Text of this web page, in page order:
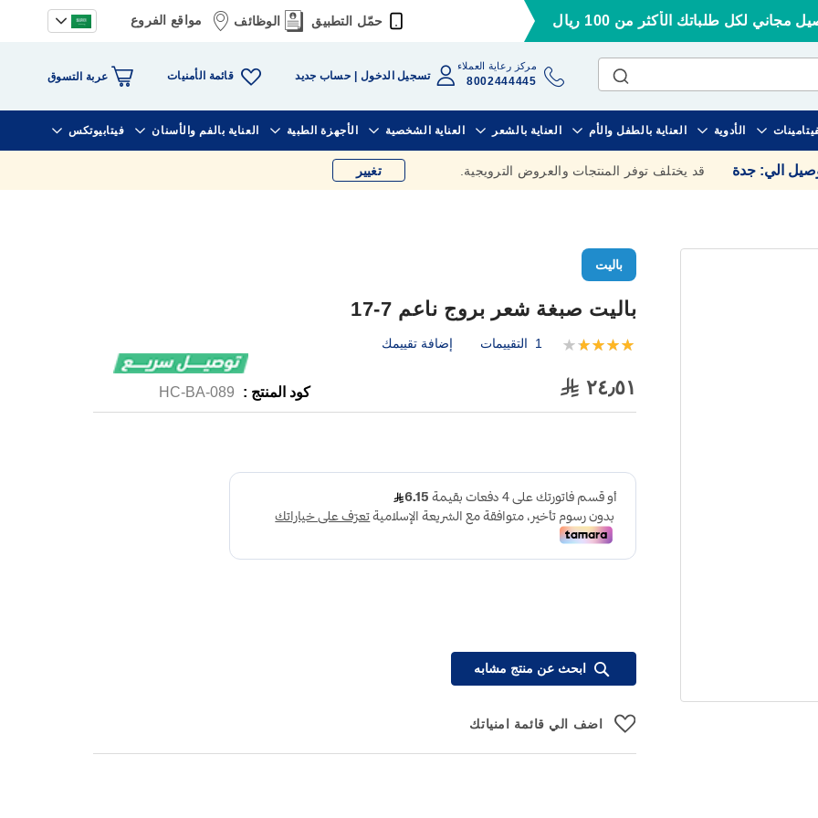
مجاني لكل طلباتك الأكثر من 100 ريال حمّل التطبيق الوظائف مواقع الفروع
مركز رعاية العملاء
8002444445 تسجيل الدخول حساب جديد قائمة الأمنيات عربة التسوق
الأدوية العناية بالطفل والأم العناية بالشعر العناية الشخصية الأجهزة الطبية العناية بالفم والأسنان فيتابيوتكس
الي: جدة قد يختلف توفر المنتجات والعروض الترويجية. تغيير
باليت
باليت صبغة شعر بروج ناعم 7-17
تقييم:
1 التقييمات إضافة تقييمك
٢٤٫٥١ كود المنتج : HC-BA-089
ابحث عن منتج مشابه
اضف الي قائمة امنياتك